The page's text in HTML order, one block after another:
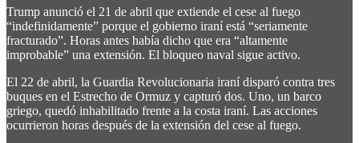
Trump anunció el 21 de abril que extiende el cese al fuego
“indefinidamente” porque el gobierno iraní está “seriamente
fracturado”. Horas antes había dicho que era “altamente
improbable” una extensión. El bloqueo naval sigue activo.
El 22 de abril, la Guardia Revolucionaria iraní disparó contra tres
buques en el Estrecho de Ormuz y capturó dos. Uno, un barco
griego, quedó inhabilitado frente a la costa iraní. Las acciones
ocurrieron horas después de la extensión del cese al fuego.